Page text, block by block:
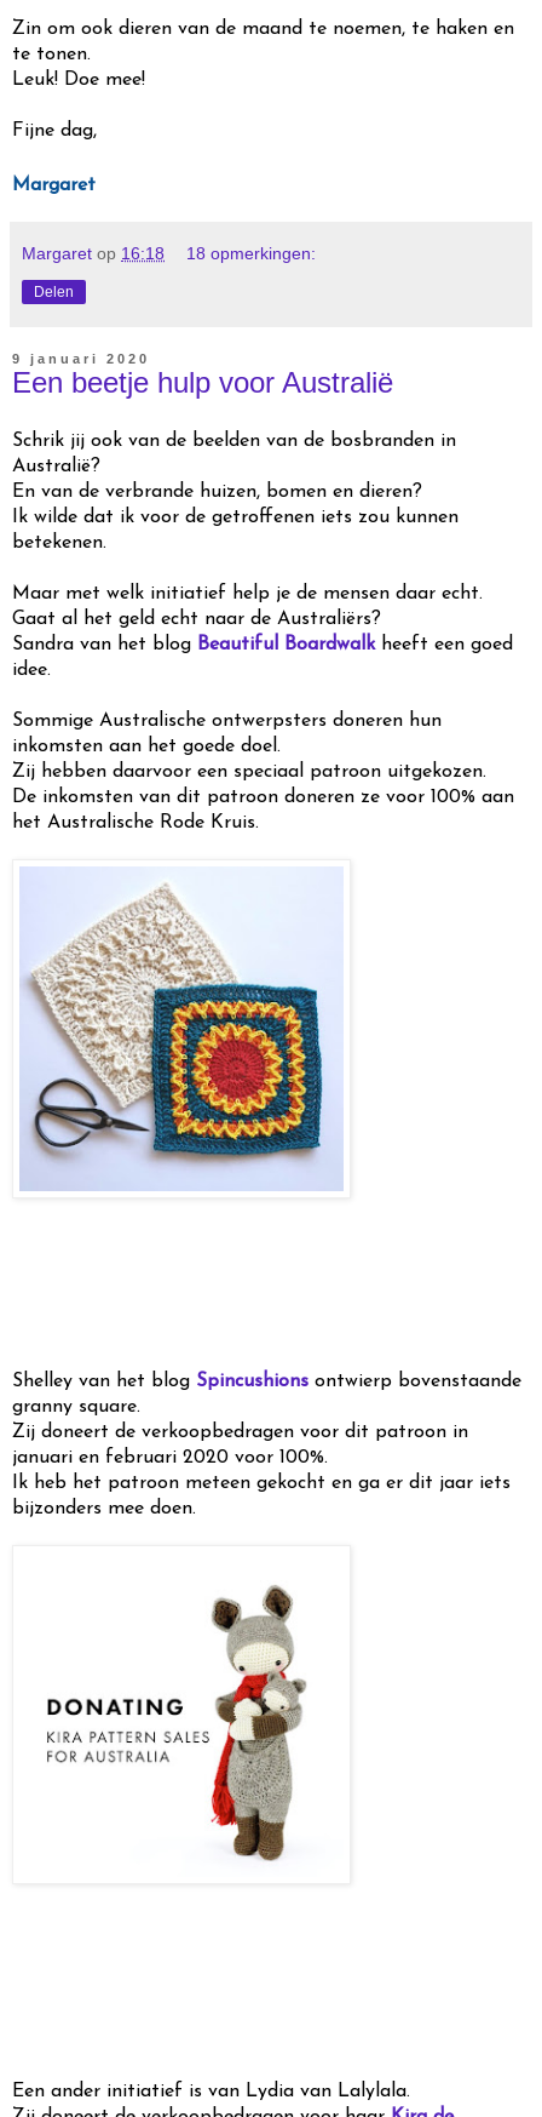
Zin om ook dieren van de maand te noemen, te haken en
te tonen.
Leuk! Doe mee!
Fijne dag,
Margaret
Margaret op 16:18 18 opmerkingen:
Delen
9 januari 2020
Een beetje hulp voor Australië
Schrik jij ook van de beelden van de bosbranden in
Australië?
En van de verbrande huizen, bomen en dieren?
Ik wilde dat ik voor de getroffenen iets zou kunnen
betekenen.
Maar met welk initiatief help je de mensen daar echt.
Gaat al het geld echt naar de Australiërs?
Sandra van het blog Beautiful Boardwalkheeft een goed
idee.
Sommige Australische ontwerpsters doneren hun
inkomsten aan het goede doel.
Zij hebben daarvoor een speciaal patroon uitgekozen.
De inkomsten van dit patroon doneren ze voor 100% aan
het Australische Rode Kruis.
Shelley van het blog Spincushions ontwierp bovenstaande
granny square.
Zij doneert de verkoopbedragen voor dit patroon in
januari en februari 2020 voor 100%.
Ik heb het patroon meteen gekocht en ga er dit jaar iets
bijzonders mee doen.
Een ander initiatief is van Lydia van Lalylala.